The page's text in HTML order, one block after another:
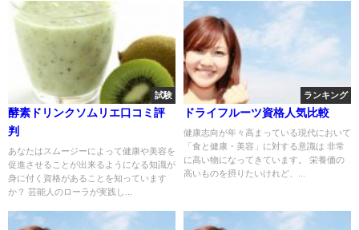
試験
酵素ドリンクソムリエ口コミ評
判
あなたはスムージーによって健康や美容を
促進させることが出来るようになる知識が
身に付く資格があることを知っています
か？ 芸能人のローラが実践し...
ランキング
ドライフルーツ資格人気比較
健康志向が年々高まっている現代において
「食と健康・美容」に対する意識は 非常
に高い物になってきています。 栄養価の
高いものを摂りたいけれど、...